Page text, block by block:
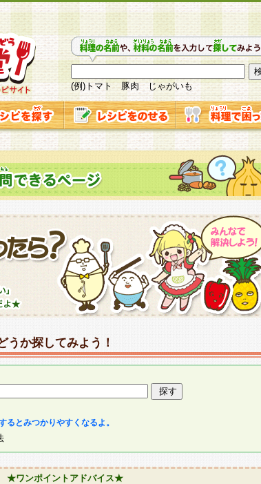
(例)トマト 豚肉 じゃがいも
うか探してみよう！
るとみつかりやすくなるよ。
★ワンポイントアドバイス★